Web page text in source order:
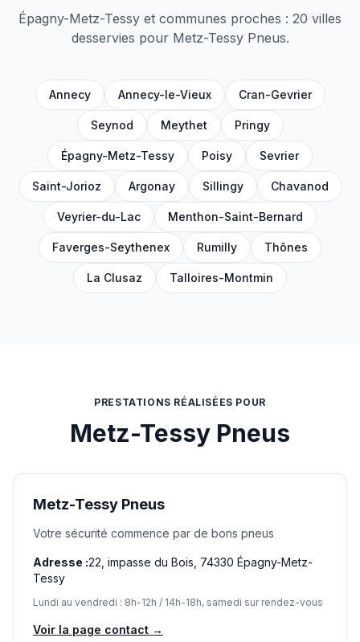
Épagny-Metz-Tessy et communes proches : 20 villes
desservies pour Metz-Tessy Pneus.
Annecy Annecy-le-Vieux Cran-Gevrier
Seynod Meythet Pringy
Épagny-Metz-Tessy Poisy Sevrier
Saint-Jorioz Argonay Sillingy Chavanod
Veyrier-du-Lac Menthon-Saint-Bernard
Faverges-Seythenex Rumilly Thônes
La Clusaz Talloires-Montmin
PRESTATIONS RÉALISÉES POUR
Metz-Tessy Pneus
Metz-Tessy Pneus
Votre sécurité commence par de bons pneus
Adresse :22, impasse du Bois, 74330 Épagny-Metz-
Tessy
Lundi au vendredi : 8h-12h / 14h-18h, samedi sur rendez-vous
Voir la page contact →